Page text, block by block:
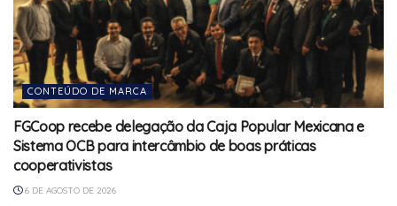
CONTEÚDO DE MARCA
FGCoop recebe delegação da Caja Popular Mexicana e
Sistema OCB para intercâmbio de boas práticas
cooperativistas
6 DE AGOSTO DE 2026